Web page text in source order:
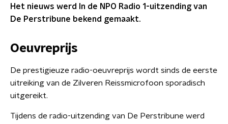
Het nieuws werd In de NPO Radio 1-uitzending van
De Perstribune bekend gemaakt.
Oeuvreprijs
De prestigieuze radio-oeuvreprijs wordt sinds de eerste
uitreiking van de Zilveren Reissmicrofoon sporadisch
uitgereikt.
Tijdens de radio-uitzending van De Perstribune werd